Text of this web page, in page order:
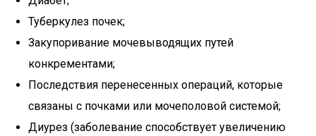
Туберкулез почек;
Закупоривание мочевыводящих путей
конкрементами;
Последствия перенесенных операций, которые
связаны с почками или мочеполовой системой;
Диурез (заболевание способствует увеличению